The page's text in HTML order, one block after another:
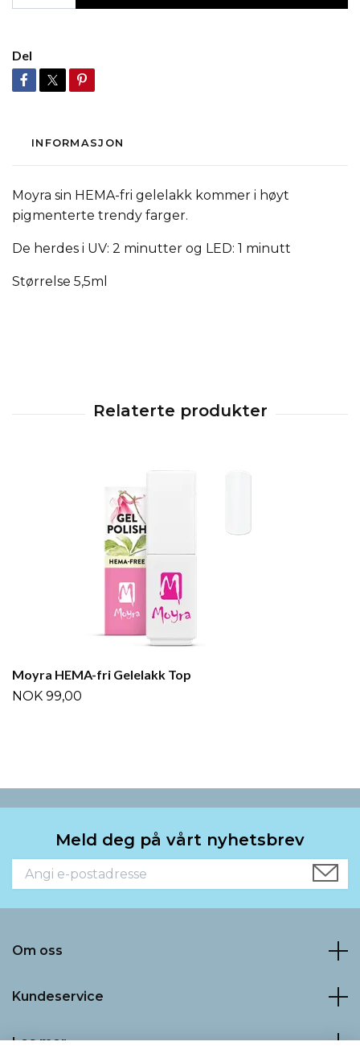
Del
INFORMASJON
Moyra sin HEMA-fri gelelakk kommer i høyt
pigmenterte trendy farger.
De herdes i UV: 2 minutter og LED: 1 minutt
Størrelse 5,5ml
Moyra HEMA-fri Gelelakk Top
NOK 99,00
Meld deg på vårt nyhetsbrev
Om oss
Kundeservice
Les mer